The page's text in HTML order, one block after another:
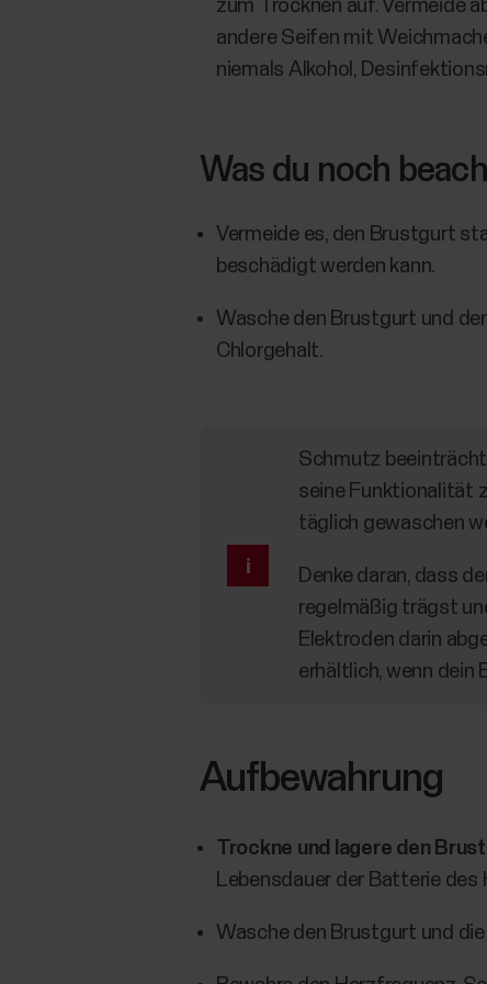
zum Trocknen auf. Vermeide
andere Seifen mit
niemals Alkohol,
Was du noch
Vermeide es, den Brustgurt
beschädigt werden kann.
Wasche den Brustgurt und
Chlorgehalt.
Schmutz
seine Funktionalität
täglich gewaschen
Denke daran, dass
regelmäßig trägst
Elektroden darin
erhältlich, wenn
Aufbewahrung
Trockne und lagere den
Lebensdauer der Batterie
Wasche den Brustgurt und